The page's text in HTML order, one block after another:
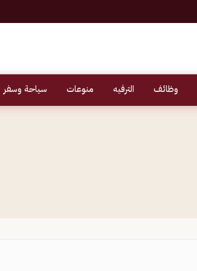
وظائف الترفيه منوعات سياحة وسفر